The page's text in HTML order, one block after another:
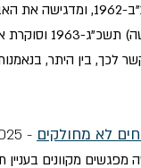
של הענקת ייפוי כוח מתמשך בהתאם
בין היתר,
לא מחולקים - 02.11.2025